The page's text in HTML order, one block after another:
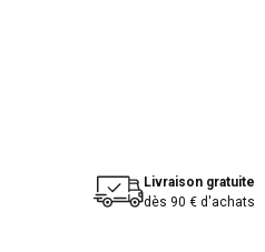
Livraison gratuite
dès 90 € d'achats